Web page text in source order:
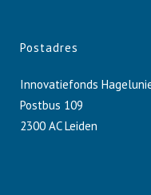
Postadres
Innovatiefonds
Postbus 109
2300 AC Leiden